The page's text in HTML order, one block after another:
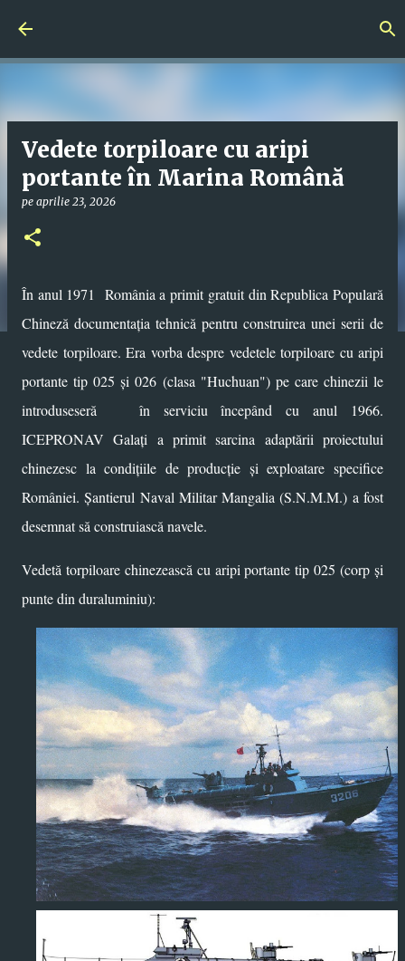
Vedete torpiloare cu aripi
portante în Marina Română
pe aprilie 23, 2026
În anul 1971 România a primit gratuit din Republica Populară
Chineză documentația tehnică pentru construirea unei serii de
vedete torpiloare. Era vorba despre vedetele torpiloare cu aripi
portante tip 025 și 026 (clasa "Huchuan") pe care chinezii le
introduseseră în serviciu începând cu anul 1966.
ICEPRONAV Galați a primit sarcina adaptării proiectului
chinezesc la condițiile de producție și exploatare specifice
României. Șantierul Naval Militar Mangalia (S.N.M.M.) a fost
desemnat să construiască navele.
Vedetă torpiloare chinezească cu aripi portante tip 025 (corp și
punte din duraluminiu):